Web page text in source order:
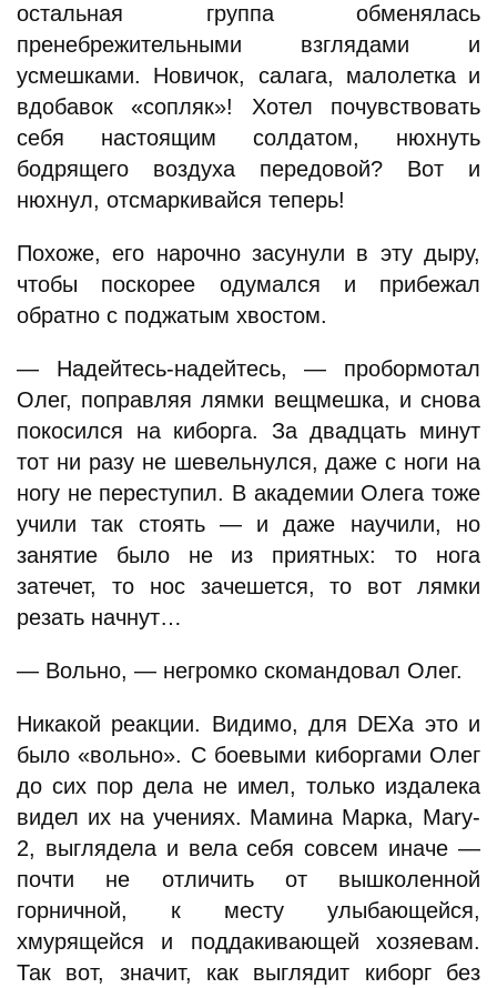
остальная группа обменялась
пренебрежительными взглядами и
усмешками. Новичок, салага, малолетка и
вдобавок «сопляк»! Хотел почувствовать
себя настоящим солдатом, нюхнуть
бодрящего воздуха передовой? Вот и
нюхнул, отсмаркивайся теперь!
Похоже, его нарочно засунули в эту дыру,
чтобы поскорее одумался и прибежал
обратно с поджатым хвостом.
— Надейтесь-надейтесь, — пробормотал
Олег, поправляя лямки вещмешка, и снова
покосился на киборга. За двадцать минут
тот ни разу не шевельнулся, даже с ноги на
ногу не переступил. В академии Олега тоже
учили так стоять — и даже научили, но
занятие было не из приятных: то нога
затечет, то нос зачешется, то вот лямки
резать начнут…
— Вольно, — негромко скомандовал Олег.
Никакой реакции. Видимо, для DEXа это и
было «вольно». С боевыми киборгами Олег
до сих пор дела не имел, только издалека
видел их на учениях. Мамина Марка, Mary-
2, выглядела и вела себя совсем иначе —
почти не отличить от вышколенной
горничной, к месту улыбающейся,
хмурящейся и поддакивающей хозяевам.
Так вот, значит, как выглядит киборг без